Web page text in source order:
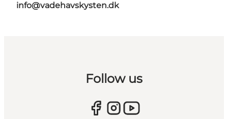
info@vadehavskysten.dk
Follow us